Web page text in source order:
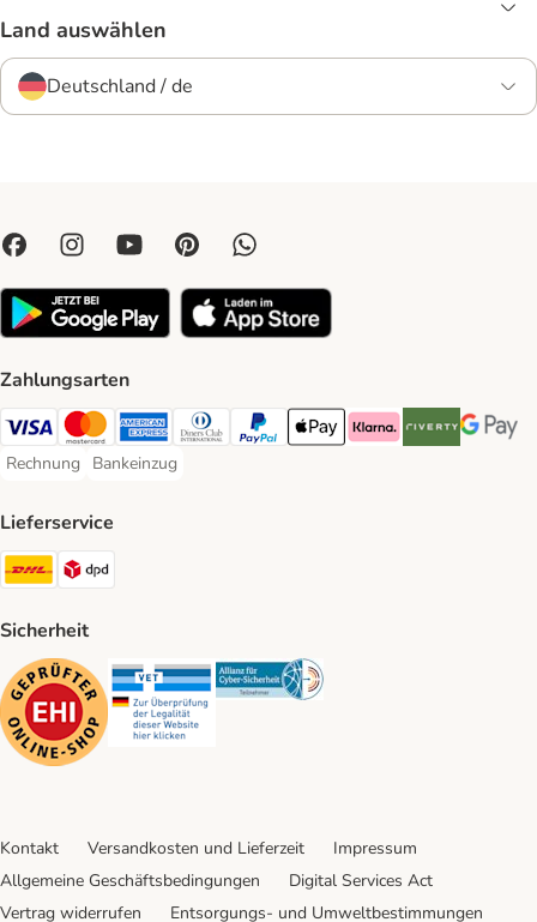
Land auswählen
Deutschland / de
Zahlungsarten
Visa Payment Method
Mastercard Payment Method
American Express Payment Method
Diners Club Payment Method
PayPal Payment Method
Apple Pay Payment Method
Klarna Payment Method
Riverty Payment
Google
Rechnung
Rechnung Payment Method
Bankeinzug
Bankeinzug Payment Method
Lieferservice
DHL Shipping Method
Sicherheit
Security Security Security
Kontakt Versandkosten und Lieferzeit
Impressum
Allgemeine Geschäftsbedingungen
Digital Services Act
Vertrag widerrufen
Entsorgungs- und Umweltbestimmungen